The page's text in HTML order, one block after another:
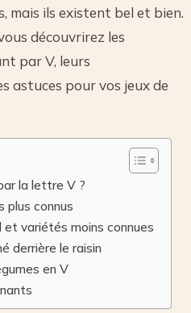
mais ils existent bel et bien.
découvrirez les
par V, leurs
astuces pour vos jeux de
la lettre V ?
plus connus
et variétés moins connues
derrière le raisin
en V